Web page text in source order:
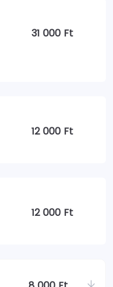
31 000 Ft
12 000 Ft
12 000 Ft